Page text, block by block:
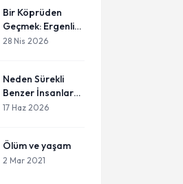
Bir Köprüden
Geçmek: Ergenlik
Döneminde
Korumak
28 Nis 2026
Neden Sürekli
Benzer İnsanlara
Çekiliriz?
17 Haz 2026
Ölüm ve yaşam
2 Mar 2021